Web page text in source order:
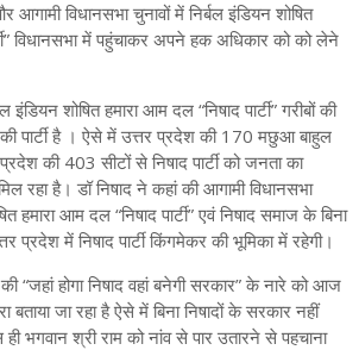
विधानसभा चुनावों में निर्बल इंडियन शोषित
विधानसभा में पहुंचाकर अपने हक अधिकार को को लेने
इंडियन शोषित हमारा आम दल “निषाद पार्टी” गरीबों की
की पार्टी है । ऐसे में उत्तर प्रदेश की 170 मछुआ बाहुल
की 403 सीटों से निषाद पार्टी को जनता का
रहा है। डॉ निषाद ने कहां की आगामी विधानसभा
हमारा आम दल “निषाद पार्टी” एवं निषाद समाज के बिना
प्रदेश में निषाद पार्टी किंगमेकर की भूमिका में रहेगी।
“जहां होगा निषाद वहां बनेगी सरकार” के नारे को आज
बताया जा रहा है ऐसे में बिना निषादों के सरकार नहीं
ही भगवान श्री राम को नांव से पार उतारने से पहचाना